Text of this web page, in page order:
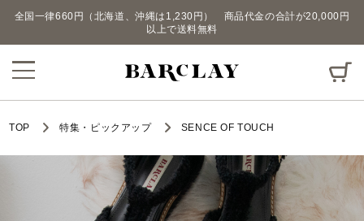
全国一律660円（北海道、沖縄は1,230円） 商品代金の合計が20,000円
以上で送料無料
TOP 特集・ピックアップ SENCE OF TOUCH